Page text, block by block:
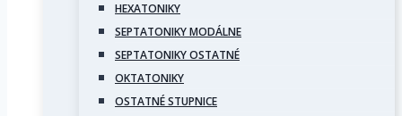
HEXATONIKY
SEPTATONIKY MODÁLNE
SEPTATONIKY OSTATNÉ
OKTATONIKY
OSTATNÉ STUPNICE